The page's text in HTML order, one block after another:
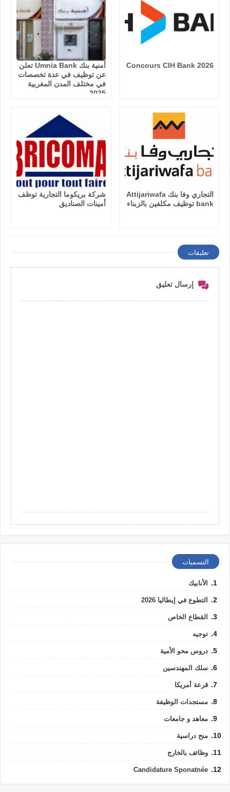
Concours CIH Bank 2026
أمنية بنك Umnia Bank تعلن
عن توظيف في عدة تخصصات
في مختلف المدن المغربية
2025
التجاري وفا بنك Attijariwafa
bank توظيف مكلفين بالزبناء
شركة بريكوما التجارية توظف
أمينات الصناديق
تعليقات
إرسال تعليق
التسميات
الأنابيك
التطوع في إيطاليا 2026
القطاع الخاص
توجيه
دروس محو الأمية
سلك المهندسين
قرعة أمريكا
مستجدات الوظيفة
معاهد و جامعات
منح دراسية
وظائف بالخارج
Candidature Sponatnée